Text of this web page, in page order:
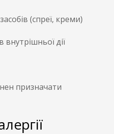
(спреї, креми)
внутрішньої дії
призначати